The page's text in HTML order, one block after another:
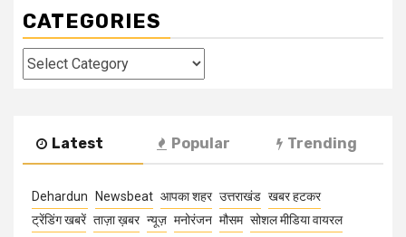
CATEGORIES
Categories
Latest Popular Trending
Dehardun Newsbeat आपका शहर उत्तराखंड खबर हटकर
ट्रेंडिंग खबरें ताज़ा ख़बर न्यूज़ मनोरंजन मौसम सोशल मीडिया वायरल